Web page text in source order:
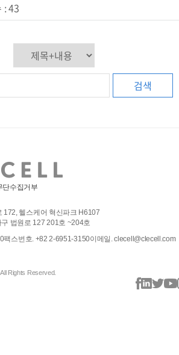
:43
검색
단수집거부
172, 헬스케어 혁신파크 H6107
법원로 127 201호 ~204호
팩스번호. +82 2-6951-3150이메일. clecell@clecell.com
Rights Reserved.